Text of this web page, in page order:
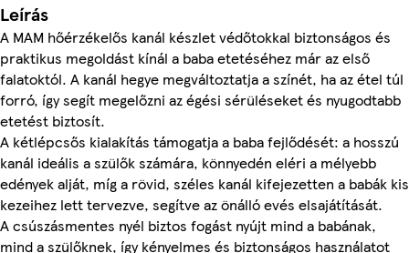
Leírás
A MAM hőérzékelős kanál készlet védőtokkal biztonságos és
praktikus megoldást kínál a baba etetéséhez már az első
falatoktól. A kanál hegye megváltoztatja a színét, ha az étel túl
forró, így segít megelőzni az égési sérüléseket és nyugodtabb
etetést biztosít.
A kétlépcsős kialakítás támogatja a baba fejlődését: a hosszú
kanál ideális a szülők számára, könnyedén eléri a mélyebb
edények alját, míg a rövid, széles kanál kifejezetten a babák kis
kezeihez lett tervezve, segítve az önálló evés elsajátítását.
A csúszásmentes nyél biztos fogást nyújt mind a babának,
mind a szülőknek, így kényelmes és biztonságos használatot